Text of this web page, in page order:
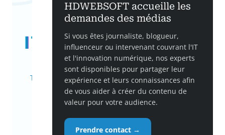
HDWEBSOFT accueille les
demandes des médias
Si vous êtes journaliste, blogueur,
influenceur ou intervenant couvrant l'IT
et l'innovation numérique, nos experts
sont disponibles pour partager leur
expérience et leurs connaissances afin
de vous aider à créer du contenu de
valeur pour votre audience.
Prendre contact →